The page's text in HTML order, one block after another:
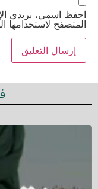
احفظ اسمي، بريدي
المتصفح لاستخدامها